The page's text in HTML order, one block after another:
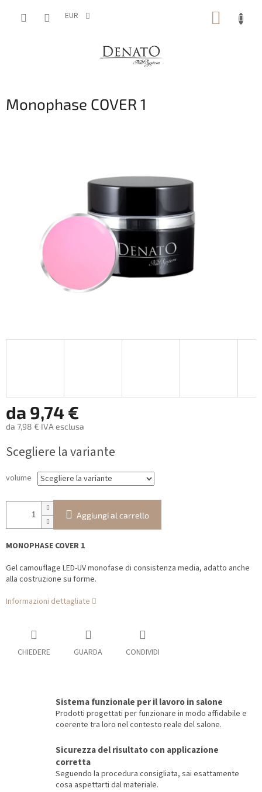
EUR
Monophase COVER 1
da 9,74 €
da 7,98 € IVA esclusa
della
Scegliere la variante
volume
Aggiungi al carrello
MONOPHASE COVER 1
Gel camouflage LED-UV monofase di consistenza media, adatto anche
alla costruzione su forme.
Informazioni dettagliate
CHIEDERE GUARDA CONDIVIDI
Sistema funzionale per il lavoro in salone
Prodotti progettati per funzionare in modo affidabile e
coerente tra loro nel contesto reale del salone.
Sicurezza del risultato con applicazione
corretta
Seguendo la procedura consigliata, sai esattamente
cosa aspettarti dal materiale.